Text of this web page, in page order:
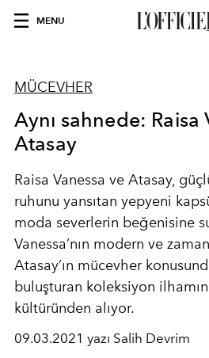
MENU
MÜCEVHER
Aynı sahnede: Raisa
Atasay
Raisa Vanessa ve Atasay,
ruhunu yansıtan yepyeni
moda severlerin beğenisine
Vanessa’nın modern ve
Atasay’ın mücevher
buluşturan koleksiyon
kültüründen alıyor.
09.03.2021 yazı Salih Devrim